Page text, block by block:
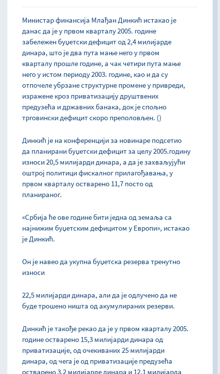
Министар финансија Млађан Динкић истакао је
данас да је у првом кварталу 2005. године
забележен буџетски дефицит од 2,4 милијарде
динара, што је два пута мање него у првом
кварталу прошле године, а чак четири пута мање
него у истом периоду 2003. године, као и да су
отпочеле убрзане структурне промене у привреди,
изражене кроз приватизацију друштвених
предузећа и државних банака, док је спољно
трговински дефицит скоро преполовљен. ()
Динкић је на конференцији за новинаре подсетио
да планирани буџетски дефицит за целу 2005.годину
износи 20,5 милијарди динара, а да је захваљујући
оштрој политици фискалног прилагођавања, у
првом кварталу остварено 11,7 посто од
планираног.
«Србија ће ове године бити једна од земаља са
најнижим буџетским дефицитом у Европи», истакао
је Динкић.
Он је навео да укупна буџетска резерва тренутно
износи
22,5 милијарди динара, али да је одлучено да не
буде трошено ништа од акумулираних резерви.
Динкић је такође рекао да је у првом кварталу 2005.
године остварено 15,3 милијарди динара од
приватизације, од очекиваних 25 милијарди
динара, од чега је од приватизације предузећа
остварено 3,2 милијарде динара и 12,1 милијарда